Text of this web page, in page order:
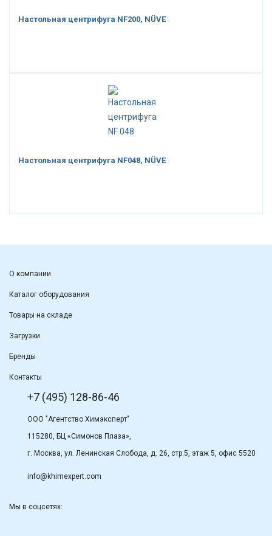
Настольная центрифуга NF200, NÜVE
Настольная центрифуга NF048, NÜVE
О компании
Каталог оборудования
Товары на складе
Загрузки
Бренды
Контакты
+7 (495) 128-86-46
ООО "Агентство Химэксперт"
115280, БЦ «Симонов Плаза»,
г. Москва, ул. Ленинская Слобода, д. 26, стр.5, этаж 5, офис 5520
info@khimexpert.com
Мы в соцсетях: